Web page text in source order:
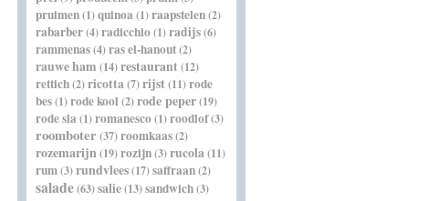
pruimen(1)quinoa (1)raapstelen(2)
rabarber(4)radicchio(1)radijs(6)
rammenas(4)ras el-hanout(2)
rauwe ham (14)restaurant(12)
rettich(2)ricotta(7)rijst(11)rode
bes(1)rode kool (2)rode peper(19)
rode sla (1)romanesco(1)roodlof(3)
roomboter(37)roomkaas(2)
rozemarijn(19)rozijn(3)rucola(11)
rum(3)rundvlees(17)saffraan(2)
salade(63)salie(13)sandwich(3)